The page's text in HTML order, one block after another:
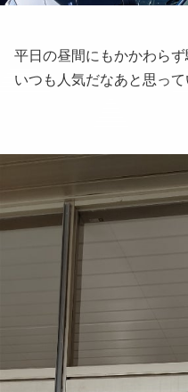
平日の昼間にもかかわら
いつも人気だなあと思っ